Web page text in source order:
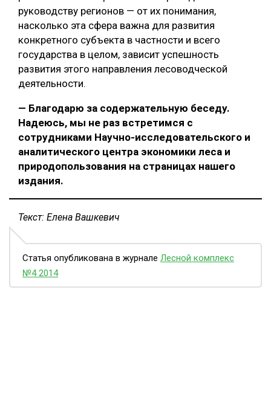
руководству регионов — от их понимания,
насколько эта сфера важна для развития
конкретного субъекта в частности и всего
государства в целом, зависит успешность
развития этого направления лесоводческой
деятельности.
— Благодарю за содержательную беседу.
Надеюсь, мы не раз встретимся с
сотрудниками Научно-исследовательского и
аналитического центра экономики леса и
природопользования на страницах нашего
издания.
Текст: Елена Вашкевич
Статья опубликована в журнале Лесной комплекс
№4 2014